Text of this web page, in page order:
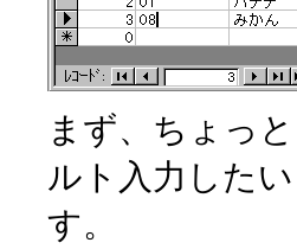
まず、ちょっ
ルト入力した
す。